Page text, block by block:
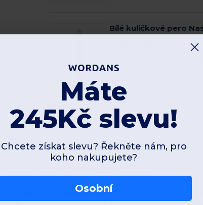
Bílé kuličkové pero
White / Pink
jedno pero — 6,552 kombinací.
a firemní akce. Tento elegantní uvítací
Máte
245Kč slevu!
Chcete získat slevu? Řekněte nám, pro
koho nakupujete?
Osobní